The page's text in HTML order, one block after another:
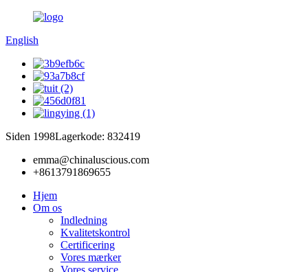
English
Siden 1998Lagerkode: 832419
emma@chinaluscious.com
+8613791869655
Hjem
Om os
Indledning
Kvalitetskontrol
Certificering
Vores mærker
Vores service